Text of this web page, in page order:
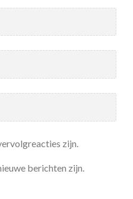
zijn.
berichten zijn.